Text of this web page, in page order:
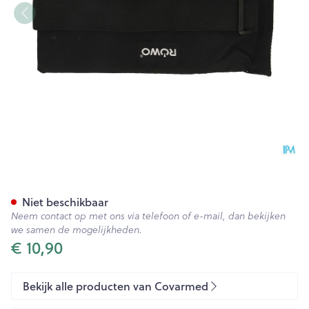
€ 10,90
Niet beschikbaar
Neem contact op met ons via telefoon of e-mail, dan bekijken
we samen de mogelijkheden.
Bekijk alle producten van Covarmed